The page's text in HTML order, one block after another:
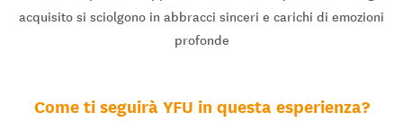
acquisito si sciolgono in abbracci sinceri e carichi di emozioni
profonde
Come ti seguirà YFU in questa esperienza?